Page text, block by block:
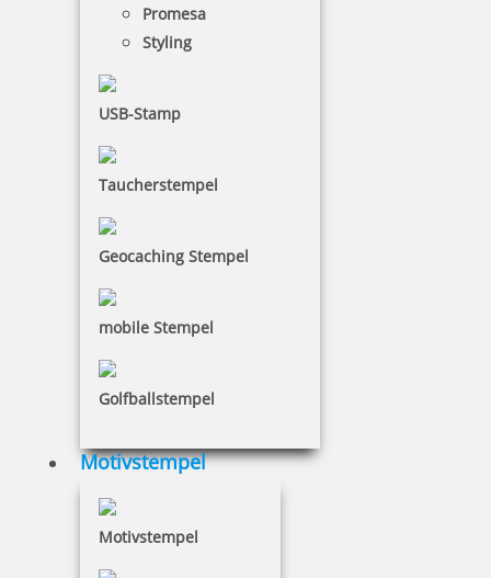
Promesa
Styling
USB-Stamp
Taucherstempel
Geocaching Stempel
mobile Stempel
Golfballstempel
Motivstempel
Motivstempel
Trodat Datumsstempel 1010
5,64 €